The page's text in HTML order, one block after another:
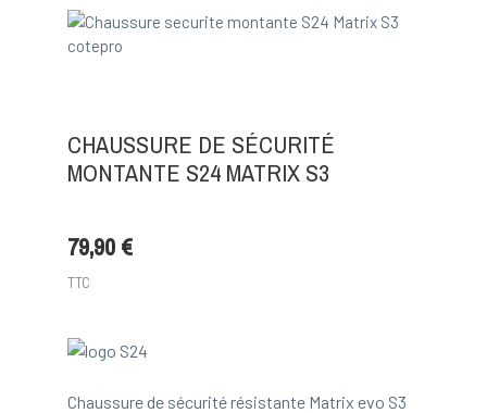
CHAUSSURE DE SÉCURITÉ
MONTANTE S24 MATRIX S3
79,90 €
TTC
Chaussure de sécurité résistante Matrix evo S3